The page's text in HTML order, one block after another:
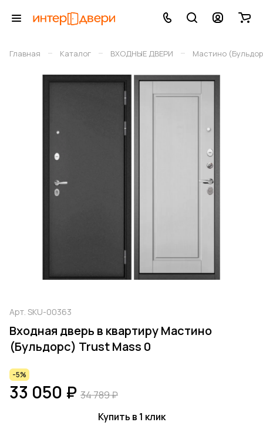
Главная – Каталог – ВХОДНЫЕ ДВЕРИ – Мастино
Арт. SKU-00363
Входная дверь в квартиру Мастино
(Бульдорс) Trust Mass 0
-5%
33 050 ₽ 34 789 ₽
Купить в 1 клик